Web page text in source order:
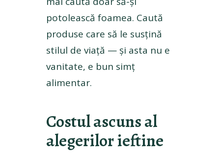
potolească foamea. Caută
produse care să le susțină
stilul de viață — și asta nu e
vanitate, e bun simț
alimentar.
Costul ascuns al
alegerilor ieftine